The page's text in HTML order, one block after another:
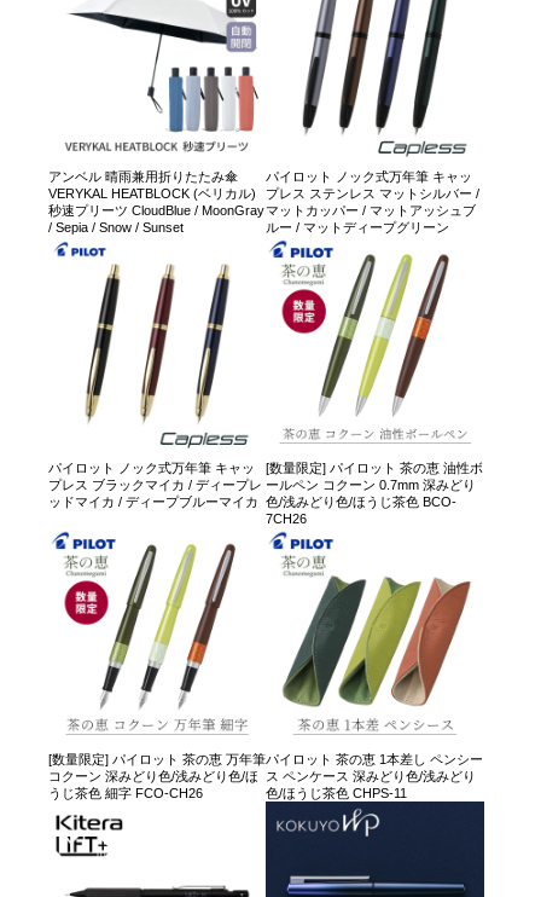
アンベル 晴雨兼用折りたたみ傘
VERYKAL HEATBLOCK (ベリカル)
秒速プリーツ CloudBlue / MoonGray
/ Sepia / Snow / Sunset
パイロット ノック式万年筆 キャッ
プレス ステンレス マットシルバー /
マットカッパー / マットアッシュブ
ルー / マットディープグリーン
パイロット ノック式万年筆 キャッ
プレス ブラックマイカ / ディープレ
ッドマイカ / ディープブルーマイカ
[数量限定] パイロット 茶の恵 油性ボ
ールペン コクーン 0.7mm 深みどり
色/浅みどり色/ほうじ茶色 BCO-
7CH26
[数量限定] パイロット 茶の恵 万年筆
コクーン 深みどり色/浅みどり色/ほ
うじ茶色 細字 FCO-CH26
パイロット 茶の恵 1本差し ペンシー
ス ペンケース 深みどり色/浅みどり
色/ほうじ茶色 CHPS-11